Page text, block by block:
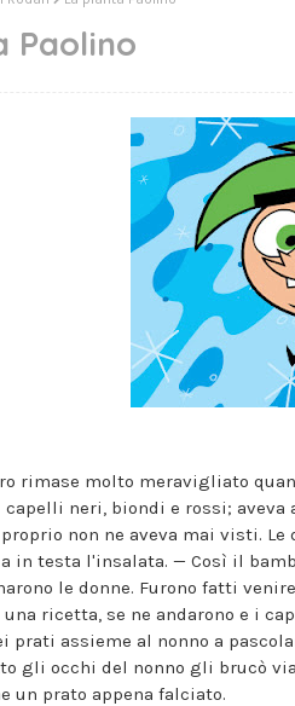
Paolino
rimase molto meravigliato
neri, biondi e rossi;
non ne aveva mai visti.
in testa l'insalata. — Così il
le donne. Furono fatti
ricetta, se ne andarono e i
prati assieme al nonno a
gli occhi del nonno gli brucò
un prato appena falciato.